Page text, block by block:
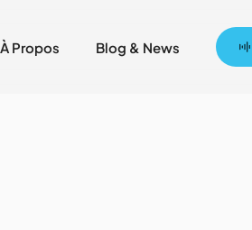
À Propos Blog & News